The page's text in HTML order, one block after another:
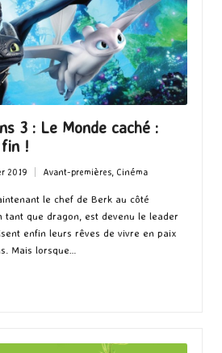
3 : Le Monde caché :
!
2019
Posted
in
Avant-premières, Cinéma
le chef de Berk au côté
tant que dragon, est devenu le leader
enfin leurs rêves de vivre en paix
Mais lorsque…